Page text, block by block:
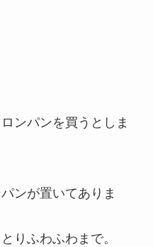
ンパンを買うとしま
ンが置いてありま
りふわふわまで。